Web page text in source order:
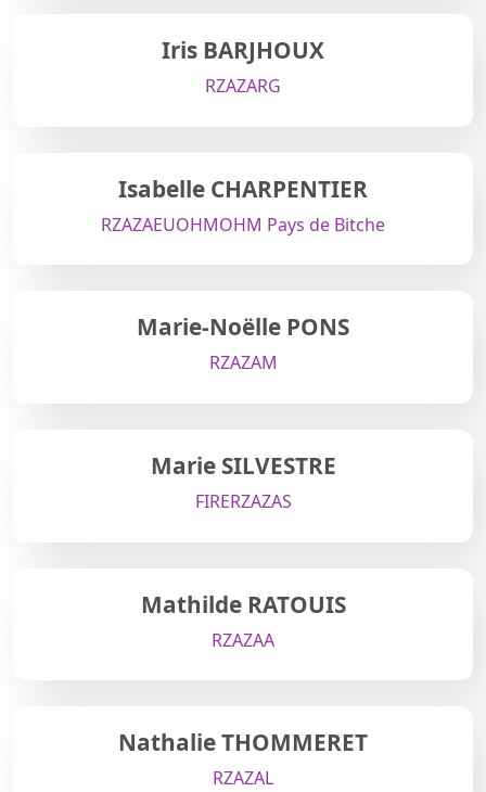
Iris BARJHOUX
RZAZARG
Isabelle CHARPENTIER
RZAZAEUOHMOHM Pays de Bitche
Marie-Noëlle PONS
RZAZAM
Marie SILVESTRE
FIRERZAZAS
Mathilde RATOUIS
RZAZAA
Nathalie THOMMERET
RZAZAL